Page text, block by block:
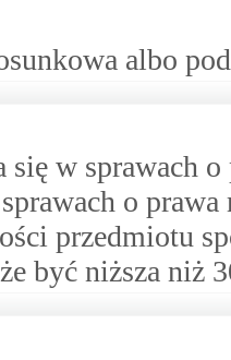
albo
się w sprawach
o
przedmiotu
być niższa niż